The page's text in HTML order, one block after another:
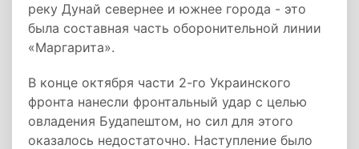
реку Дунай севернее и южнее города - это
была составная часть оборонительной линии
«Маргарита».
В конце октября части 2-го Украинского
фронта нанесли фронтальный удар с целью
овладения Будапештом, но сил для этого
оказалось недостаточно. Наступление было